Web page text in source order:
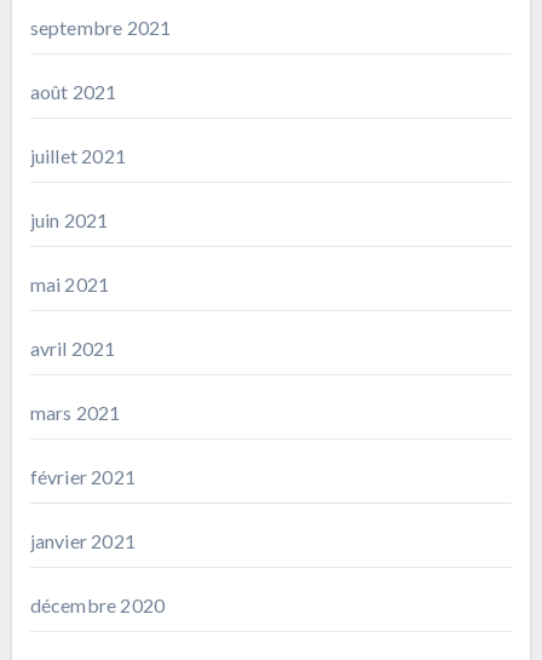
septembre 2021
août 2021
juillet 2021
juin 2021
mai 2021
avril 2021
mars 2021
février 2021
janvier 2021
décembre 2020